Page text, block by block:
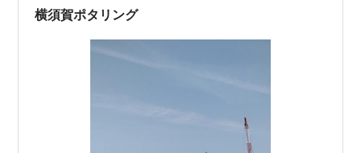
と思う。 素晴らしいね。 これってスターウ…
横須賀ポタリング